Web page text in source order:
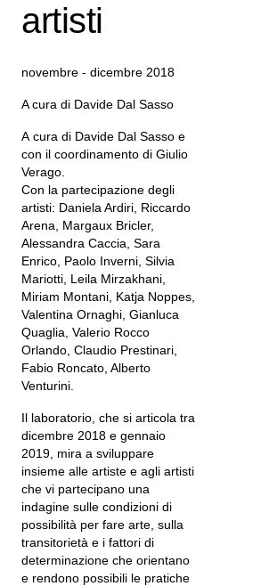
artisti
novembre - dicembre 2018
A cura di Davide Dal Sasso
A cura di Davide Dal Sasso e
con il coordinamento di Giulio
Verago.
Con la partecipazione degli
artisti: Daniela Ardiri, Riccardo
Arena, Margaux Bricler,
Alessandra Caccia, Sara
Enrico, Paolo Inverni, Silvia
Mariotti, Leila Mirzakhani,
Miriam Montani, Katja Noppes,
Valentina Ornaghi, Gianluca
Quaglia, Valerio Rocco
Orlando, Claudio Prestinari,
Fabio Roncato, Alberto
Venturini.
Il laboratorio, che si articola tra
dicembre 2018 e gennaio
2019, mira a sviluppare
insieme alle artiste e agli artisti
che vi partecipano una
indagine sulle condizioni di
possibilità per fare arte, sulla
transitorietà e i fattori di
determinazione che orientano
e rendono possibili le pratiche